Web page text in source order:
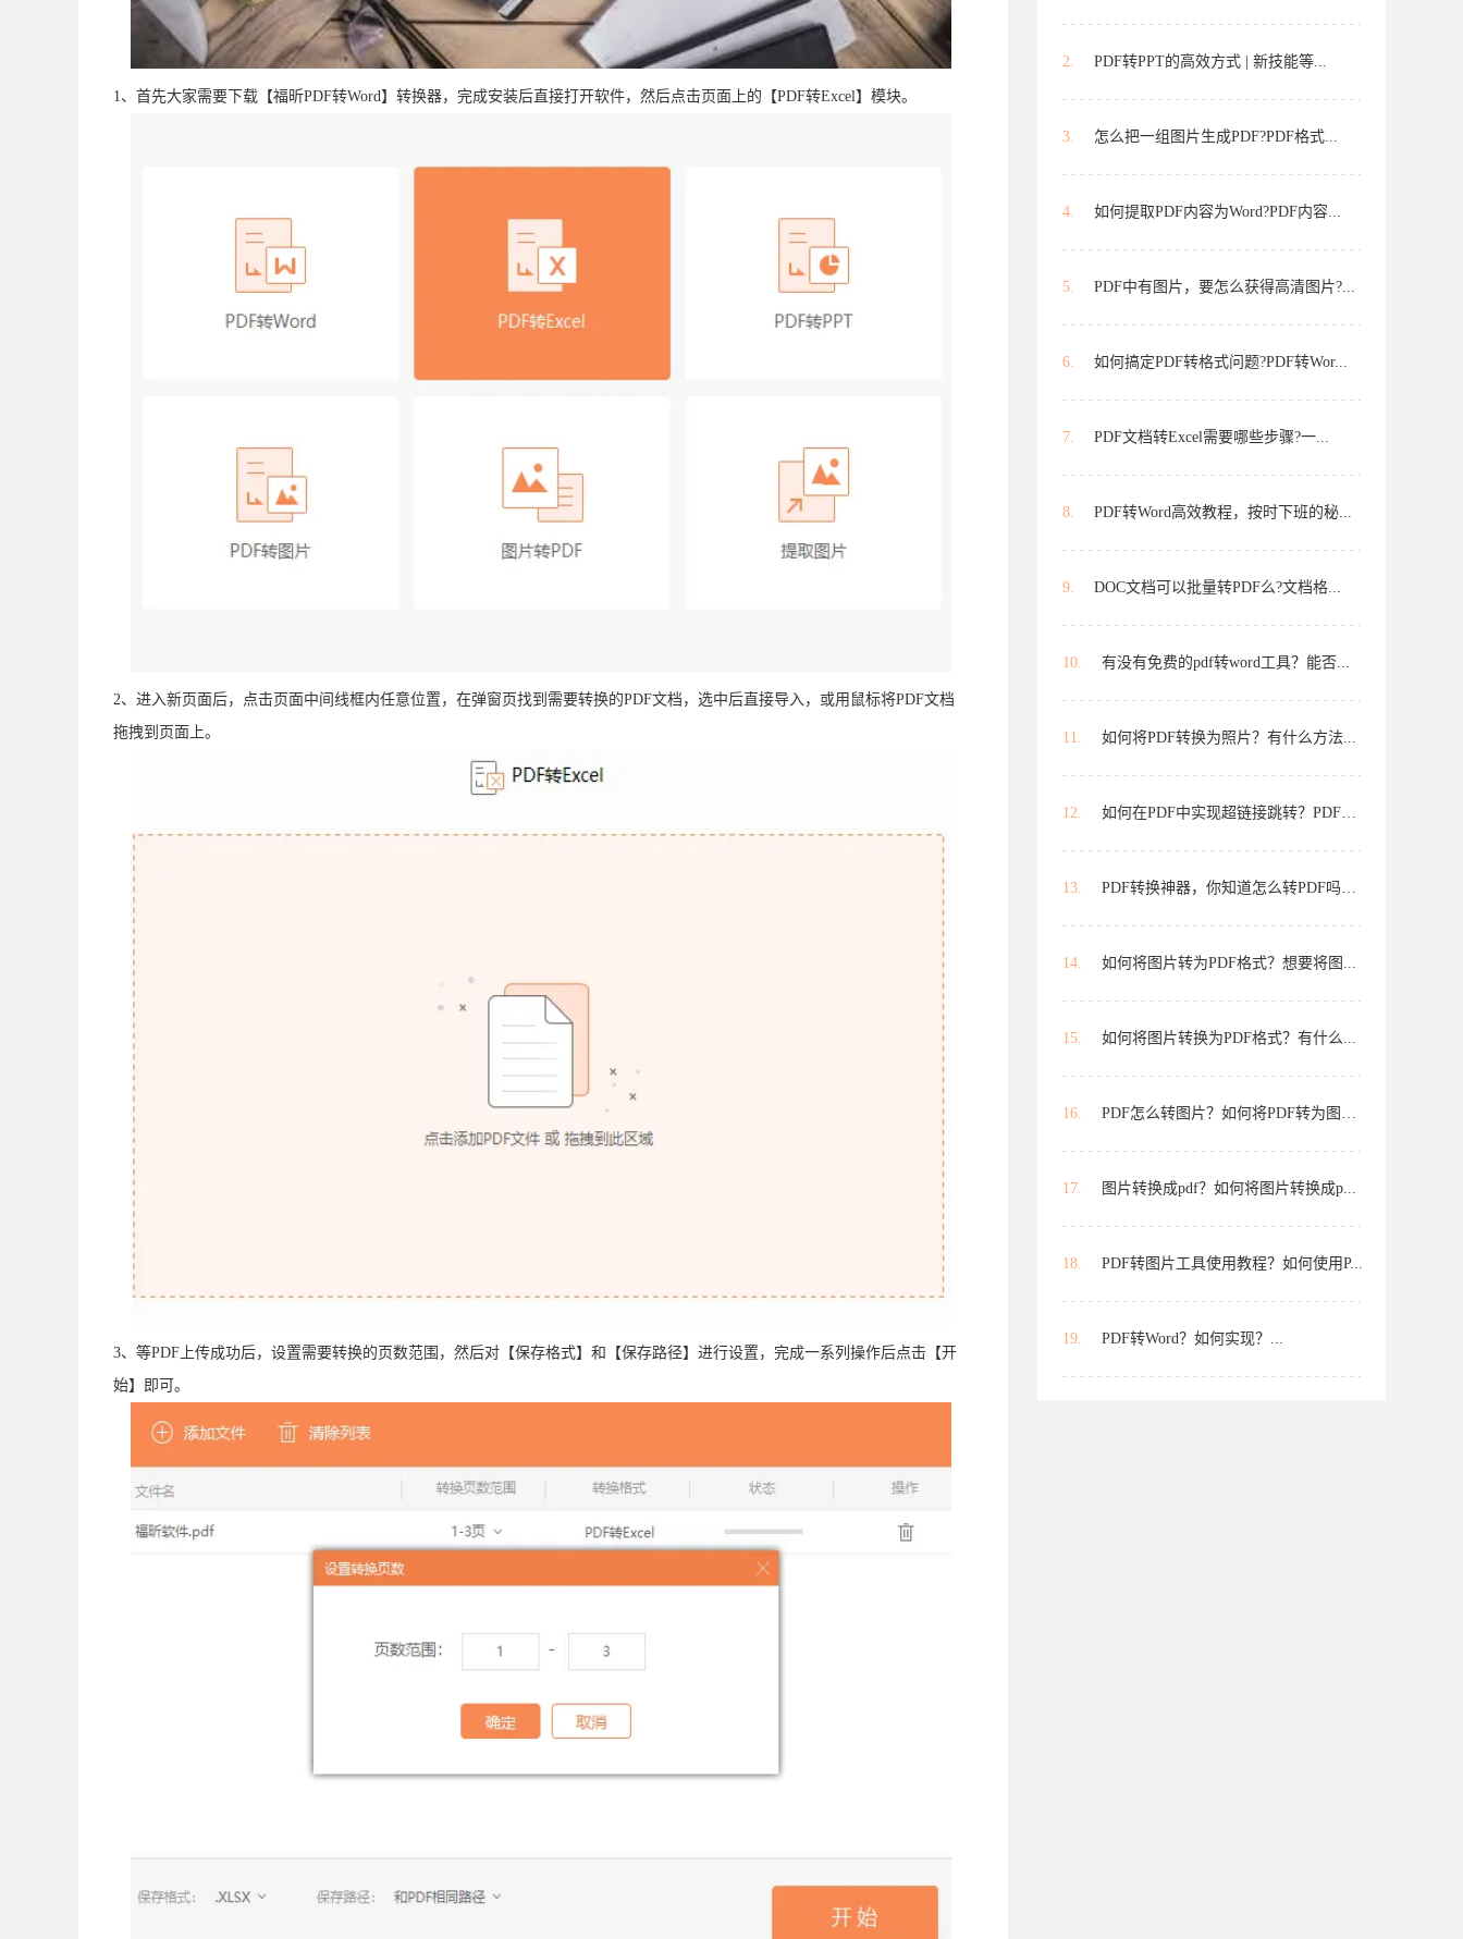
1、首先大家需要下载【福昕PDF转Word】转换器，完成安装后直接打开软件，然后点击页面上的【PDF转Excel】模块。
2、进入新页面后，点击页面中间线框内任意位置，在弹窗页找到需要转换的PDF文档，选中后直接导入，或用鼠标将PDF文档
拖拽到页面上。
3、等PDF上传成功后，设置需要转换的页数范围，然后对【保存格式】和【保存路径】进行设置，完成一系列操作后点击【开
始】即可。
2. PDF转PPT的高效方式 | 新技能等...
3. 怎么把一组图片生成PDF?PDF格式...
4. 如何提取PDF内容为Word?PDF内容...
5. PDF中有图片，要怎么获得高清图片?...
6. 如何搞定PDF转格式问题?PDF转Wor...
7. PDF文档转Excel需要哪些步骤?一...
8. PDF转Word高效教程，按时下班的秘...
9. DOC文档可以批量转PDF么?文档格...
10. 有没有免费的pdf转word工具？能否...
11. 如何将PDF转换为照片？有什么方法...
12. 如何在PDF中实现超链接跳转？PDF中...
13. PDF转换神器，你知道怎么转PDF吗？转...
14. 如何将图片转为PDF格式？想要将图...
15. 如何将图片转换为PDF格式？有什么...
16. PDF怎么转图片？如何将PDF转为图片...
17. 图片转换成pdf？如何将图片转换成p...
18. PDF转图片工具使用教程？如何使用P...
19. PDF转Word？如何实现？...